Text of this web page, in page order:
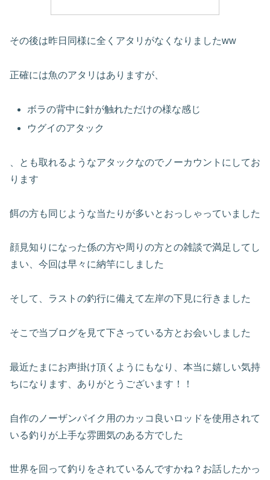
その後は昨日同様に全くアタリがなくなりましたww
正確には魚のアタリはありますが、
ボラの背中に針が触れただけの様な感じ
ウグイのアタック
、とも取れるようなアタックなのでノーカウントにしてお
ります
餌の方も同じような当たりが多いとおっしゃっていました
顔見知りになった係の方や周りの方との雑談で満足してし
まい、今回は早々に納竿にしました
そして、ラストの釣行に備えて左岸の下見に行きました
そこで当ブログを見て下さっている方とお会いしました
最近たまにお声掛け頂くようにもなり、本当に嬉しい気持
ちになります、ありがとうございます！！
自作のノーザンパイク用のカッコ良いロッドを使用されて
いる釣りが上手な雰囲気のある方でした
世界を回って釣りをされているんですかね？お話したかっ